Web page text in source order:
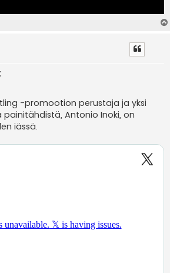
-promootion perustaja ja yksi
Antonio Inoki, on
iässä.